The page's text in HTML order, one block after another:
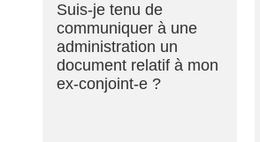
Suis-je tenu de
communiquer à une
administration un
document relatif à mon
ex-conjoint-e ?